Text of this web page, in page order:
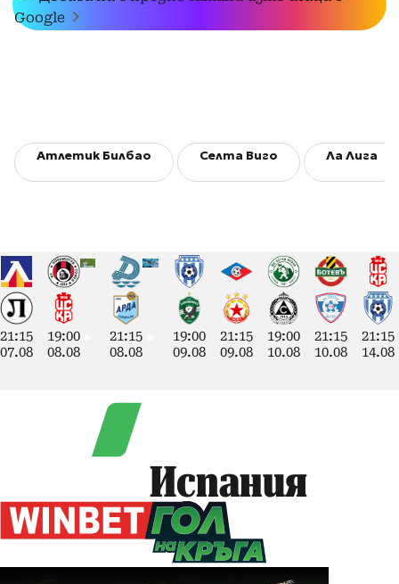
Google
Атлетик Билбао Селта Виго Ла Лига
21:15
07.08
19:00
08.08
21:15
08.08
19:00
09.08
21:15
09.08
19:00
10.08
21:15
10.08
21:15
14.08
Испания